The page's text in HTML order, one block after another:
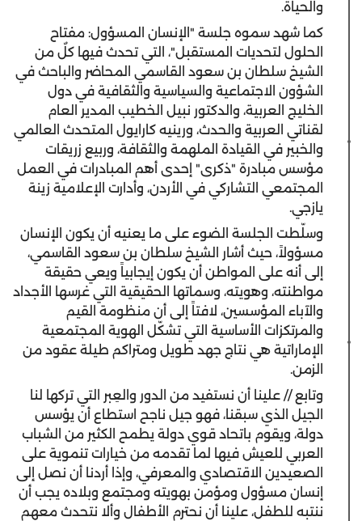
والحياة.
كما شهد سموه جلسة "الإنسان المسؤول: مفتاح
الحلول لتحديات المستقبل"، التي تحدث فيها كلٌ من
الشيخ سلطان بن سعود القاسمي المحاضر والباحث في
الشؤون الاجتماعية والسياسية والثقافية في دول
الخليج العربية، والدكتور نبيل الخطيب المدير العام
لقناتي العربية والحدث، ورينيه كارايول المتحدث العالمي
والخبير في القيادة الملهمة والثقافة، وربيع زريقات
مؤسس مبادرة "ذكرى" إحدى أهم المبادرات في العمل
المجتمعي التشاركي في الأردن، وأدارت الإعلامية زينة
يازجي.
وسلّطت الجلسة الضوء على ما يعنيه أن يكون الإنسان
مسؤولاً، حيث أشار الشيخ سلطان بن سعود القاسمي،
إلى أنه على المواطن أن يكون إيجابياً ويعي حقيقة
مواطنته، وهويته، وسماتها الحقيقية التي غرسها الأجداد
والآباء المؤسسين، لافتاً إلى أن منظومة القيم
والمرتكزات الأساسية التي تشكّل الهوية المجتمعية
الإماراتية هي نتاج جهد طويل ومتراكم طيلة عقود من
الزمن.
وتابع // علينا أن نستفيد من الدور والعِبر التي تركها لنا
الجيل الذي سبقنا، فهو جيل ناجح استطاع أن يؤسس
دولة، ويقوم باتحاد قوي دولة يطمح الكثير من الشباب
العربي للعيش فيها لما تقدمه من خيارات تنموية على
الصعيدين الاقتصادي والمعرفي، وإذا أردنا أن نصل إلى
إنسان مسؤول ومؤمن بهويته ومجتمع وبلاده يجب أن
ننتبه للطفل، علينا أن نحترم الأطفال وألا نتحدث معهم